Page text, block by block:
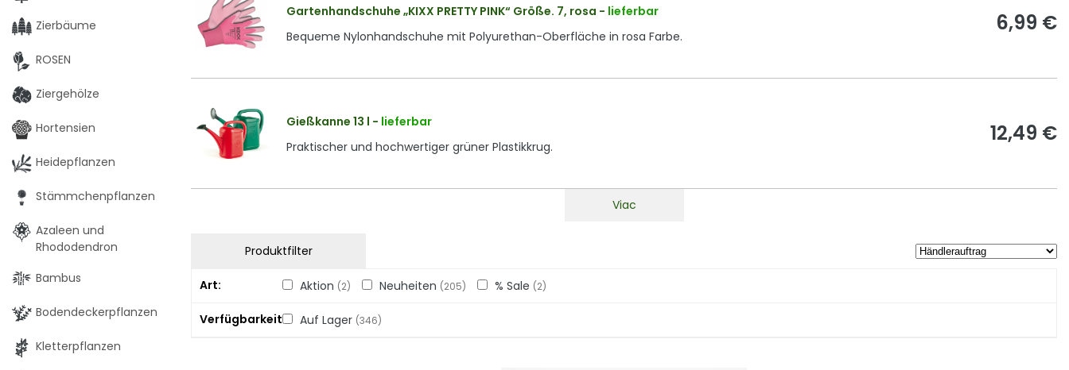
Gartenhandschuhe „KIXX PRETTY PINK“ Größe. 7, rosa - lieferbar
Bequeme Nylonhandschuhe mit Polyurethan-Oberfläche in rosa Farbe.
6,99 €
Gießkanne 13 l - lieferbar
Praktischer und hochwertiger grüner Plastikkrug.
12,49 €
Viac
Produktfilter
Art Aktion (2) Neuheiten (205) % Sale (2)
Verfügbarkeit Auf Lager (346)
Zierbäume
ROSEN
Ziergehölze
Hortensien
Heidepflanzen
Stämmchenpflanzen
Azaleen und
Rhododendron
Bambus
Bodendeckerpflanzen
Kletterpflanzen